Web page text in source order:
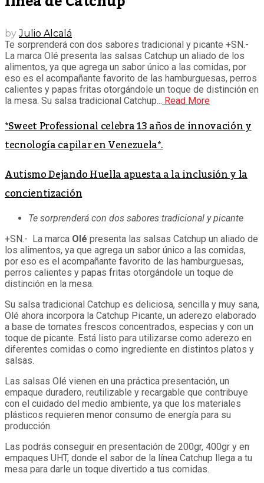
byJulio Alcalá
Te sorprenderá con dos sabores tradicional y picante +SN.-
La marca Olé presenta las salsas Catchup un aliado de los
alimentos, ya que agrega un sabor único a las comidas, por
eso es el acompañante favorito de las hamburguesas, perros
calientes y papas fritas otorgándole un toque de distinción en
la mesa. Su salsa tradicional Catchup... Read More
*Sweet Professional celebra 13 años de innovación y
tecnología capilar en Venezuela*.
Autismo Dejando Huella apuesta a la inclusión y la
concientización
Te sorprenderá con dos sabores tradicional y picante
+SN.- La marca Olé presenta las salsas Catchup un aliado de
los alimentos, ya que agrega un sabor único a las comidas,
por eso es el acompañante favorito de las hamburguesas,
perros calientes y papas fritas otorgándole un toque de
distinción en la mesa.
Su salsa tradicional Catchup es deliciosa, sencilla y muy sana,
Olé ahora incorpora la Catchup Picante, un aderezo elaborado
a base de tomates frescos concentrados, especias y con un
toque de picante. Está listo para utilizarse como aderezo en
diferentes comidas o como ingrediente en distintos platos y
salsas.
Las salsas Olé vienen en una práctica presentación, un
empaque duradero, reutilizable y recargable que contribuye
con el cuidado del medio ambiente, ya que los materiales
plásticos requieren menor consumo de energía para su
producción.
Las podrás conseguir en presentación de 200gr, 400gr y en
empaques UHT, donde el sabor de la línea Catchup llega a tu
mesa para darle un toque divertido a tus comidas.